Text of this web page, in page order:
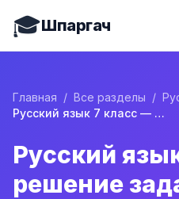
🎓Шпаргач
Главная / Все разделы /
Русский язык 7 класс — решение задач
Русский
решение